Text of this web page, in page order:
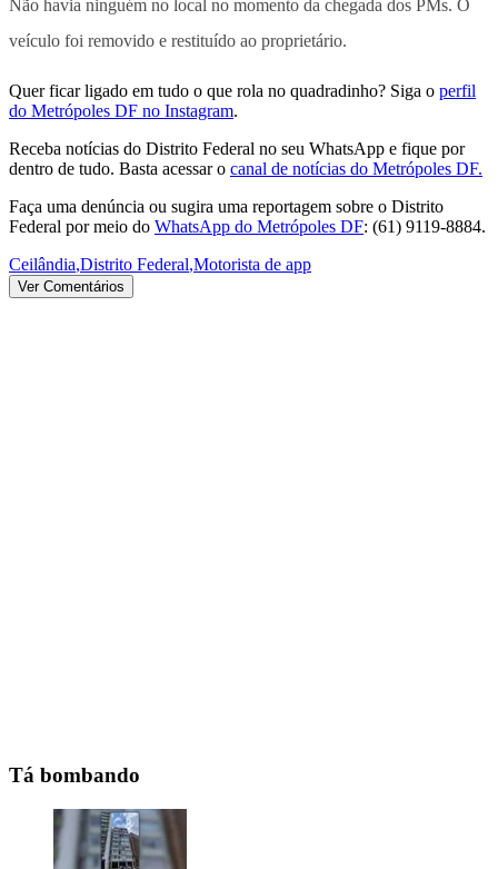
Não havia ninguém no local no momento da chegada dos PMs. O
veículo foi removido e restituído ao proprietário.
Quer ficar ligado em tudo o que rola no quadradinho? Siga o perfil
do Metrópoles DF no Instagram.
Receba notícias do Distrito Federal no seu WhatsApp e fique por
dentro de tudo. Basta acessar o canal de notícias do Metrópoles DF.
Faça uma denúncia ou sugira uma reportagem sobre o Distrito
Federal por meio do WhatsApp do Metrópoles DF: (61) 9119-8884.
Ceilândia,Distrito Federal,Motorista de app
Ver Comentários
Tá bombando